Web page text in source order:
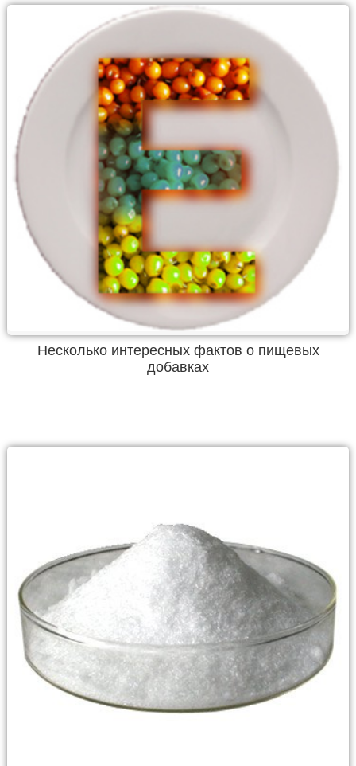
Несколько интересных фактов о пищевых
добавках